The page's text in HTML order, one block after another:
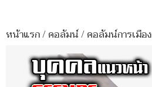
หน้าแรก/คอลัมน์/คอลัมน์การเมือง